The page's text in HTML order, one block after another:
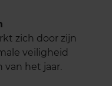
zich door zijn
veiligheid
het jaar.